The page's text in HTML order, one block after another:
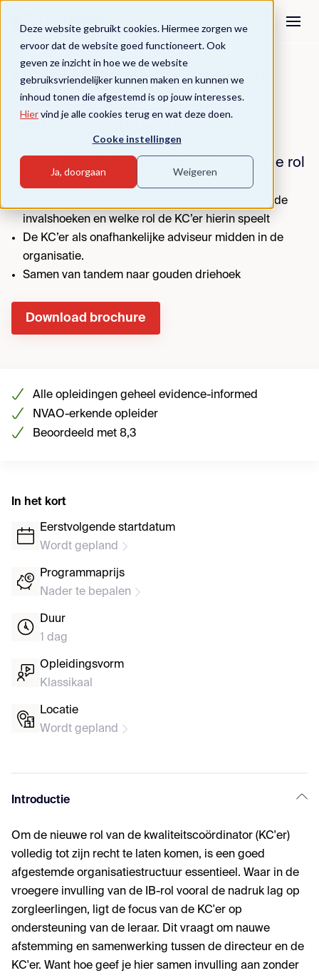
Deze website gebruikt cookies. Hiermee zorgen we
ervoor dat de website goed functioneert. Ook
geven ze inzicht in hoe we de website
gebruiksvriendelijker kunnen maken en kunnen we
inhoud tonen die afgestemd is op jouw interesses.
Hiervind je alle cookies terug en wat deze doen.
Cooke instellingen
Ja, doorgaan Weigeren
De Kwaliteitscoördinator als
onafhankelijk
onderwijsadviseur
Samen effectief invulling geven aan deze rol
De onderwijskwaliteit bekeken vanuit verschillende
invalshoeken en welke rol de KC’er hierin speelt
De KC’er als onafhankelijke adviseur midden in de
organisatie.
Samen van tandem naar gouden driehoek
Download brochure
Alle opleidingen geheel evidence-informed
NVAO-erkende opleider
Beoordeeld met 8,3
Introductie
Om de nieuwe rol van de kwaliteitscoördinator (KC'er)
volledig tot zijn recht te laten komen, is een goed
afgestemde organisatiestructuur essentieel. Waar in de
vroegere invulling van de IB-rol vooral de nadruk lag op
zorgleerlingen, ligt de focus van de KC'er op
ondersteuning van de leraar. Dit vraagt om nauwe
afstemming en samenwerking tussen de directeur en de
KC'er. Want hoe geef je hier samen invulling aan zonder
In het kort
Eerstvolgende startdatum
Wordt gepland
Programmaprijs
Nader te bepalen
Duur
1 dag
Opleidingsvorm
Klassikaal
Locatie
Wordt gepland